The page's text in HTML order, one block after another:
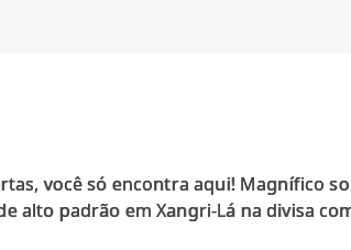
você só encontra aqui! Magnífico
alto padrão em Xangri-Lá na divisa